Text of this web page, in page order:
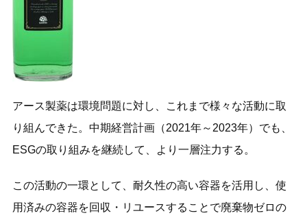
アース製薬は環境問題に対し、これまで様々な活動に取
り組んできた。中期経営計画（2021年～2023年）でも、
ESGの取り組みを継続して、より一層注力する。
この活動の一環として、耐久性の高い容器を活用し、使
用済みの容器を回収・リユースすることで廃棄物ゼロの